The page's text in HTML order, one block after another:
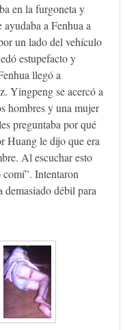
en la furgoneta y
a Fenhua a
un lado del vehículo
estupefacto y
llegó a
Yingpeng se acercó a
hombres y una mujer
preguntaba por qué
Huang le dijo que era
Al escuchar esto
Intentaron
demasiado débil para